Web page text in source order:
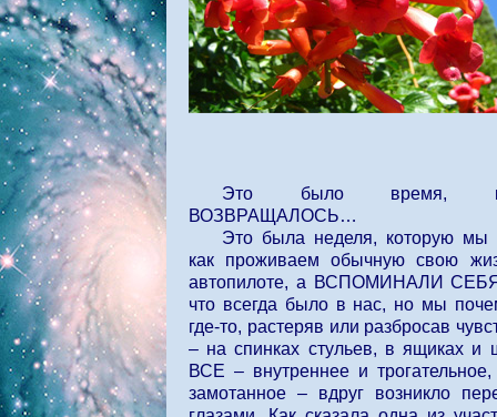
Это было время,
ВОЗВРАЩАЛОСЬ…
Это была неделя, которую мы
как проживаем обычную свою
автопилоте, а ВСПОМИНАЛИ
что всегда было в нас, но мы
где-то, растеряв или разбросав
– на спинках стульев, в ящиках
ВСЕ – внутреннее и трогательное,
замотанное – вдруг возникло